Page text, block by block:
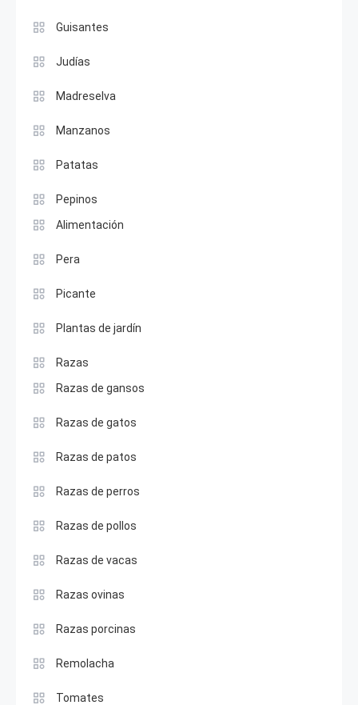
Guisantes
Judías
Madreselva
Manzanos
Patatas
Pepinos
Alimentación
Pera
Picante
Plantas de jardín
Razas
Razas de gansos
Razas de gatos
Razas de patos
Razas de perros
Razas de pollos
Razas de vacas
Razas ovinas
Razas porcinas
Remolacha
Tomates